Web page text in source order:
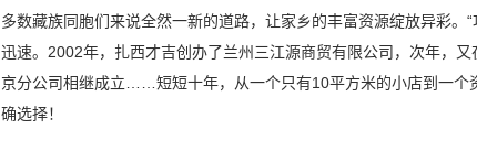
多数藏族同胞们来说全然一新的道路，让家乡的丰富资源绽放异彩
迅速。2002年，扎西才吉创办了兰州三江源商贸有限公司，次年，
京分公司相继成立……短短十年，从一个只有10平方米的小店到一个
确选择！